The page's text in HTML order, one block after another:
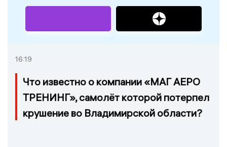
16:19
Что известно о компании «МАГ АЕРО
ТРЕНИНГ», самолёт которой потерпел
крушение во Владимирской области?